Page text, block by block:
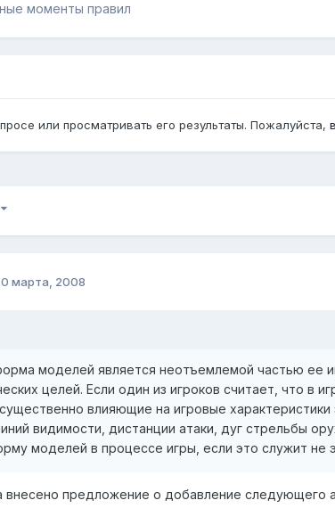
моменты правил
или просматривать его результаты. Пожалуйста,
марта, 2008
моделей является неотъемлемой частью ее
целей. Если один из игроков считает, что в
влияющие на игровые
видимости, дистанции атаки, дуг стрельбы
моделей в процессе игры, если это служит
предложение о добавление следующего